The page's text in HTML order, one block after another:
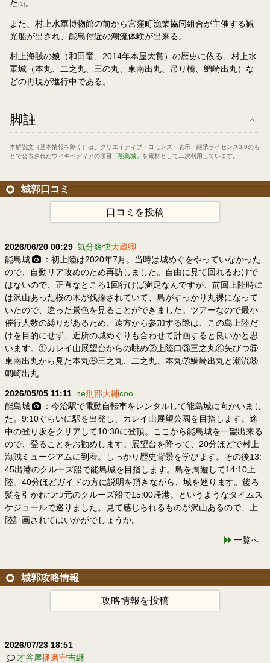
た[1] 。
また、村上水軍博物館の前から宮窪町漁業協同組合が主催する観
光船が出され、能島付近の潮流体験が出来る。
村上海賊の娘（和田竜、2014年本屋大賞）の歴史に依る、村上水
軍城（本丸、二之丸、三の丸、東南出丸、吊り橋、鯛崎出丸）な
どの再現が進行中である。
脚註
本解説文（基本情報を除く）は、 クリエイティブ・コモンズ・表示・継承ライセンス3.0のも
とで公表されたウィキペディアの項目
「能島城」 を素材として二次利用しています。
城郭口コミ
口コミを投稿
2026/06/20 00:29 気分爽快大蔵卿
能島城
：初上陸は2020年7月。当時は城めぐをやっていなかった
ので、自動リア攻めのため再訪しました。自由に見て回れるわけで
はないので、正直なところ1回行けば満足なんですが、前回上陸時に
は沢山あった桜の木が伐採されていて、島がすっかり丸裸になって
いたので、違った景色を見ることができました。ツアーなので最小
催行人数の縛りがあるため、遠方から参加する際は、この島上陸だ
けを目的にせず、近所の城めぐりも合わせて計画すると良いかと思
います。①カレイ山展望台からの眺め②上陸口③三之丸④矢びつ⑤
東南出丸から見た本丸⑥三之丸、二之丸、本丸⑦鯛崎出丸と潮流⑧
鯛崎出丸
2026/05/05 11:11 ne刑部大輔coo
能島城
：今治駅で電動自転車をレンタルして能島城に向かいまし
た。9:10ぐらいに駅を出発し、カレイ山展望公園を目指します。途
中の登り坂をクリアして10:30に登頂。ここから能島城を一望出来る
ので、登ることをお勧めします。展望台を降って、20分ほどで村上
海賊ミュージアムに到着。しっかり歴史背景を学びます。その後13:
45出港のクルーズ船で能島城を目指します。島を周遊して14:10上
陸。40分ほどガイドの方に説明を頂きながら、城を巡ります。後ろ
髪を引かれつつ元のクルーズ船で15:00帰港。というようなタイムス
ケジュールで巡りました。見て感じられるものが沢山あるので、上
陸計画されてはいかがでしょうか。
一覧へ
城郭攻略情報
攻略情報を投稿
2026/07/23 18:51
才谷屋播磨守吉継